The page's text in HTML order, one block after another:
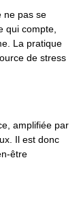
ne pas se
qui compte,
La pratique
de stress
amplifiée par
Il est donc
être